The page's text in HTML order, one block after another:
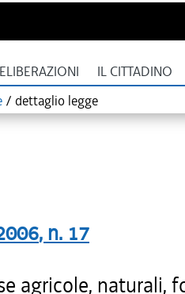
IL CITTADINO
/ dettaglio legge
, n. 17
agricole, naturali,